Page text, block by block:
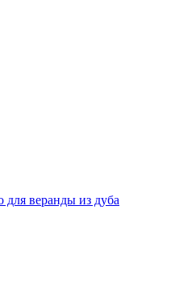
для веранды из дуба